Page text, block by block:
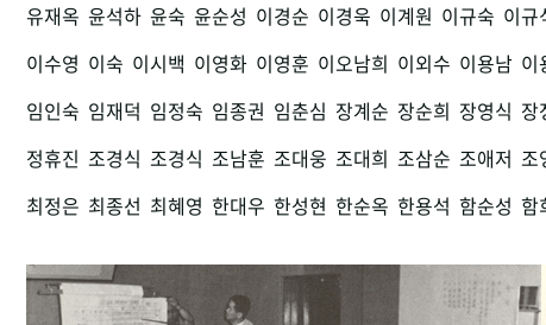
유재옥 윤석하 윤숙 윤순성 이경순 이경욱 이계원 이규숙 이규
이수영 이숙 이시백 이영화 이영훈 이오남희 이외수 이용남 이
임인숙 임재덕 임정숙 임종권 임춘심 장계순 장순희 장영식 장
정휴진 조경식 조경식 조남훈 조대웅 조대희 조삼순 조애저 조
최정은 최종선 최혜영 한대우 한성현 한순옥 한용석 함순성 함